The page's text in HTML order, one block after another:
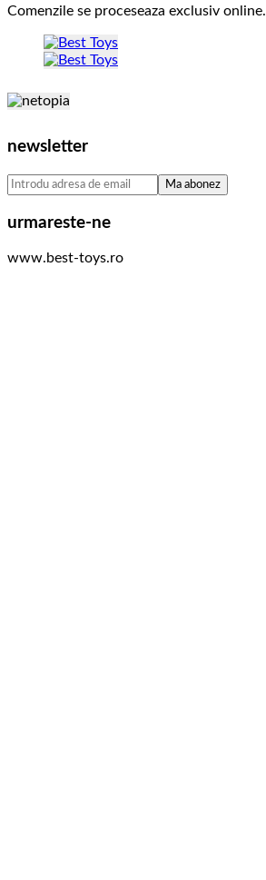
Comenzile se proceseaza exclusiv online.
newsletter
urmareste-ne
www.best-toys.ro